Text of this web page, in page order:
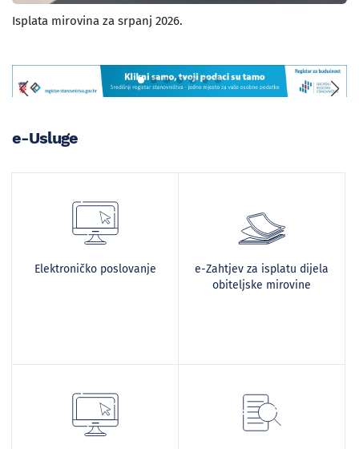
Isplata mirovina za srpanj 2026.
e-Usluge
Elektroničko poslovanje
e-Zahtjev za isplatu dijela
obiteljske mirovine